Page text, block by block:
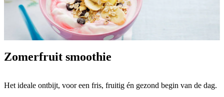
Zomerfruit smoothie
Het ideale ontbijt, voor een fris, fruitig én gezond begin van de dag.